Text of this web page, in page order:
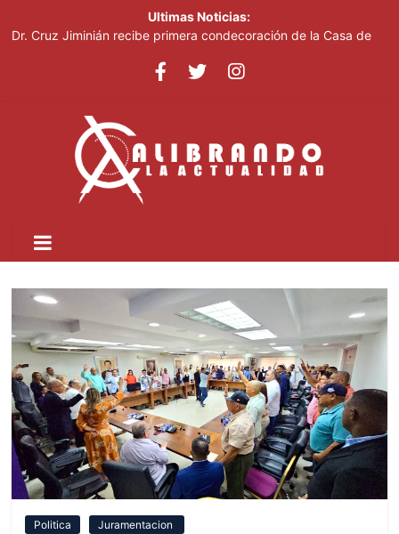
Ultimas Noticias:
Dr. Cruz Jiminián recibe primera condecoración de la Casa de
El mundo del fútbol despide a Jorge Messi, padre del astro
Johnny Pujols: "Hay decenas de miles de ciudadanos que
quieren inscribirse en el PLD"
César Fernández acusa al Gobierno de presentar logros que no
reflejan la realidad económica
Politica Juramentacion